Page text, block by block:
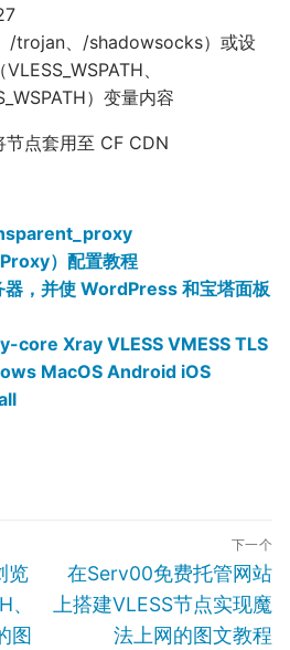
/trojan、/shadowsocks）或设
、
）变量内容
点套用至 CF CDN
）配置教程
，并使 WordPress 和宝塔面板
core Xray VLESS VMESS TLS
MacOS Android iOS
览
图
下一个
Next
post:
在Serv00免费托管网站
上搭建VLESS节点实现魔
法上网的图文教程